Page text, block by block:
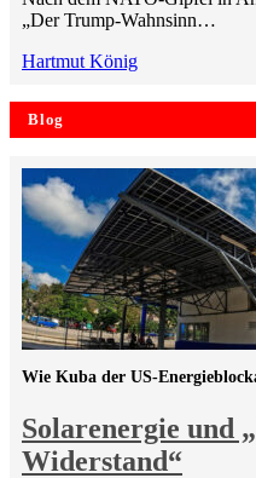
„Der Trump-Wahnsinn…
Hartmut König
Blog
Solarenergie und
Widerstand“
Wie Kuba der US-